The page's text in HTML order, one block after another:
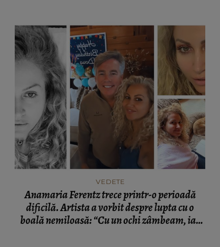
VEDETE
Anamaria Ferentz trece printr-o perioadă
dificilă. Artista a vorbit despre lupta cu o
boală nemiloasă: “Cu un ochi zâmbeam, iar